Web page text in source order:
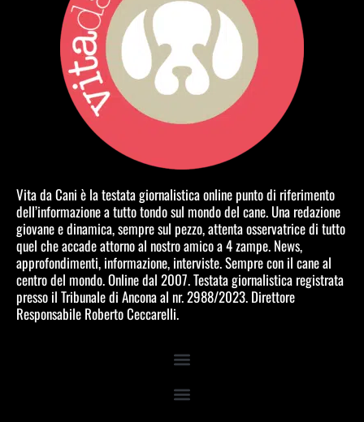
Vita da Cani è la testata giornalistica online punto di riferimento
dell’informazione a tutto tondo sul mondo del cane. Una redazione
giovane e dinamica, sempre sul pezzo, attenta osservatrice di tutto
quel che accade attorno al nostro amico a 4 zampe. News,
approfondimenti, informazione, interviste. Sempre con il cane al
centro del mondo. Online dal 2007. Testata giornalistica registrata
presso il Tribunale di Ancona al nr. 2988/2023. Direttore
Responsabile Roberto Ceccarelli.